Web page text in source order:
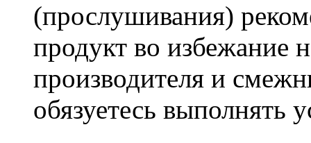
(прослушивания)
продукт во избежание
производителя и
обязуетесь выполнять